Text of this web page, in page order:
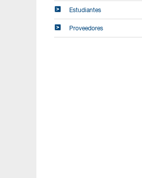
Estudiantes
Proveedores